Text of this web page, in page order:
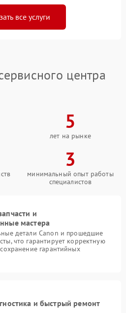
все услуги
центра
5
лет на рынке
3
минимальный опыт работы
специалистов
и
мастера
детали Canon и прошедшие
что гарантирует корректную
гарантийных
и быстрый ремонт